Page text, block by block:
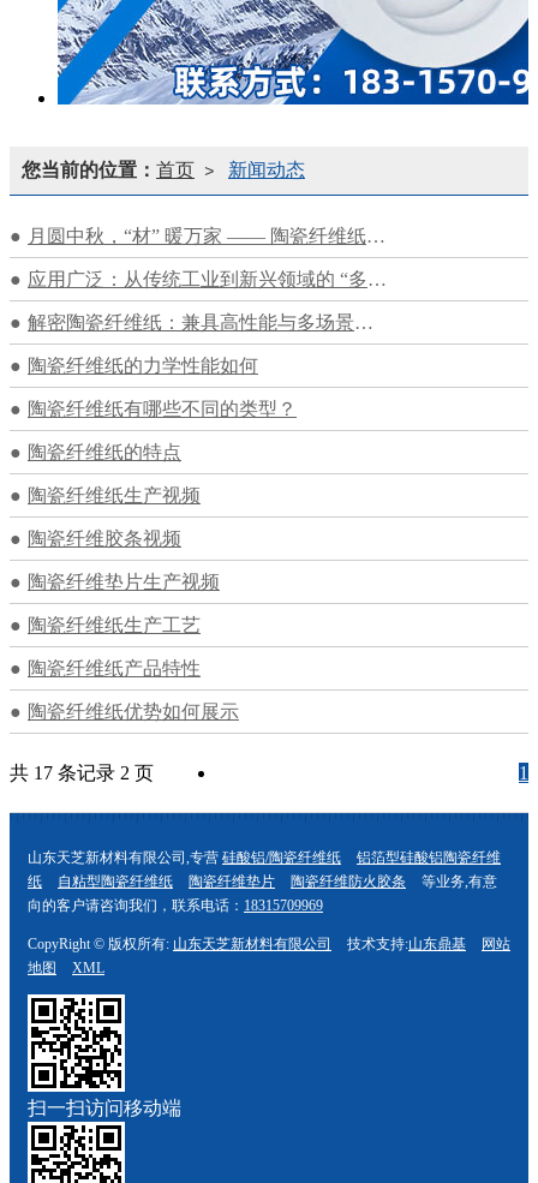
您当前的位置： 首页 > 新闻动态
月圆中秋，“材” 暖万家 —— 陶瓷纤维纸赋能多行业，保障节日生产生活稳定
应用广泛：从传统工业到新兴领域的 “多面手”
解密陶瓷纤维纸：兼具高性能与多场景适配，赋能多行业发展
陶瓷纤维纸的力学性能如何
陶瓷纤维纸有哪些不同的类型？
陶瓷纤维纸的特点
陶瓷纤维纸生产视频
陶瓷纤维胶条视频
陶瓷纤维垫片生产视频
陶瓷纤维纸生产工艺
陶瓷纤维纸产品特性
陶瓷纤维纸优势如何展示
共 17 条记录 2 页
1
2
山东天芝新材料有限公司,专营 硅酸铝/陶瓷纤维纸
铝箔型硅酸铝陶瓷纤维
纸
自粘型陶瓷纤维纸 陶瓷纤维垫片 陶瓷纤维防火胶条
等业务,有意
向的客户请咨询我们，联系电话： 18315709969
CopyRight © 版权所有: 山东天芝新材料有限公司 技术支持:山东鼎基
网站
地图
XML
扫一扫访问移动端